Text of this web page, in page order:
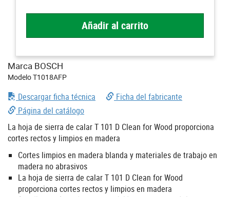
Añadir al carrito
Marca BOSCH
Modelo T1018AFP
Descargar ficha técnica
Ficha del fabricante
Página del catálogo
La hoja de sierra de calar T 101 D Clean for Wood proporciona
cortes rectos y limpios en madera
Cortes limpios en madera blanda y materiales de trabajo en
madera no abrasivos
La hoja de sierra de calar T 101 D Clean for Wood
proporciona cortes rectos y limpios en madera